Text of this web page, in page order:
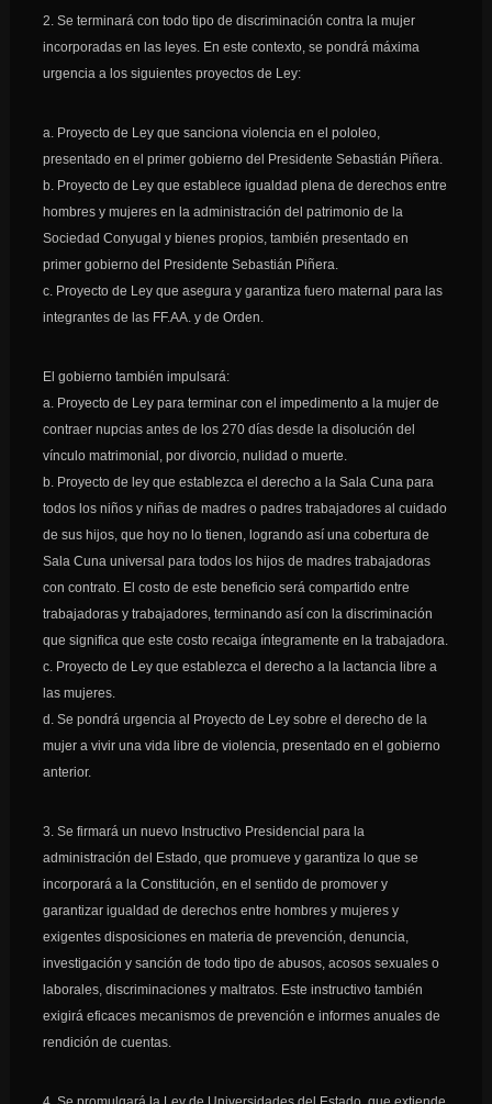
2. Se terminará con todo tipo de discriminación contra la mujer
incorporadas en las leyes. En este contexto, se pondrá máxima
urgencia a los siguientes proyectos de Ley:
a. Proyecto de Ley que sanciona violencia en el pololeo,
presentado en el primer gobierno del Presidente Sebastián Piñera.
b. Proyecto de Ley que establece igualdad plena de derechos entre
hombres y mujeres en la administración del patrimonio de la
Sociedad Conyugal y bienes propios, también presentado en
primer gobierno del Presidente Sebastián Piñera.
c. Proyecto de Ley que asegura y garantiza fuero maternal para las
integrantes de las FF.AA. y de Orden.
El gobierno también impulsará:
a. Proyecto de Ley para terminar con el impedimento a la mujer de
contraer nupcias antes de los 270 días desde la disolución del
vínculo matrimonial, por divorcio, nulidad o muerte.
b. Proyecto de ley que establezca el derecho a la Sala Cuna para
todos los niños y niñas de madres o padres trabajadores al cuidado
de sus hijos, que hoy no lo tienen, logrando así una cobertura de
Sala Cuna universal para todos los hijos de madres trabajadoras
con contrato. El costo de este beneficio será compartido entre
trabajadoras y trabajadores, terminando así con la discriminación
que significa que este costo recaiga íntegramente en la trabajadora.
c. Proyecto de Ley que establezca el derecho a la lactancia libre a
las mujeres.
d. Se pondrá urgencia al Proyecto de Ley sobre el derecho de la
mujer a vivir una vida libre de violencia, presentado en el gobierno
anterior.
3. Se firmará un nuevo Instructivo Presidencial para la
administración del Estado, que promueve y garantiza lo que se
incorporará a la Constitución, en el sentido de promover y
garantizar igualdad de derechos entre hombres y mujeres y
exigentes disposiciones en materia de prevención, denuncia,
investigación y sanción de todo tipo de abusos, acosos sexuales o
laborales, discriminaciones y maltratos. Este instructivo también
exigirá eficaces mecanismos de prevención e informes anuales de
rendición de cuentas.